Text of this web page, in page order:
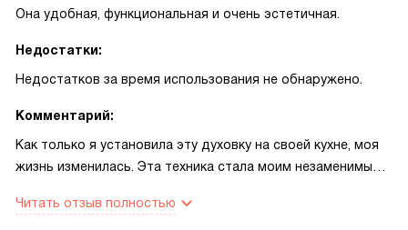
Она удобная, функциональная и очень эстетичная.
Недостатки:
Недостатков за время использования не обнаружено.
Комментарий:
Как только я установила эту духовку на своей кухне, моя
жизнь изменилась. Эта техника стала моим незаменимым
особенно оценила наличие 19 режимов, которые
Читать отзыв полностью